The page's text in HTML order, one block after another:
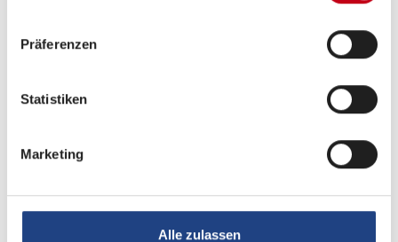
Präferenzen
Statistiken
Marketing
Alle zulassen